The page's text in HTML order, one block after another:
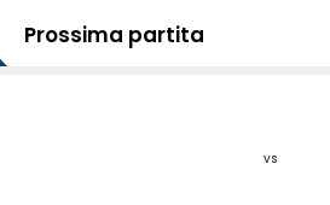
Prossima partita
vs